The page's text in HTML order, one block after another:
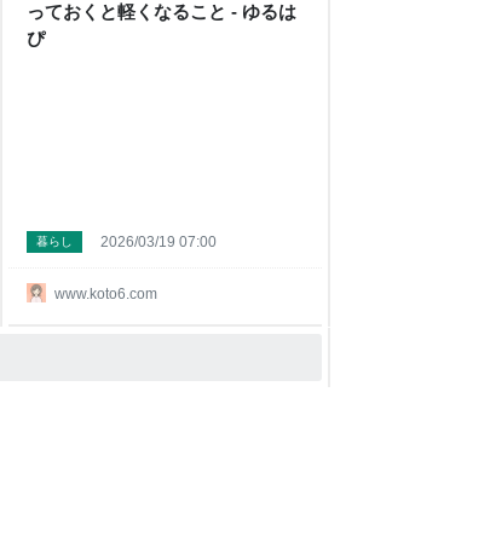
っておくと軽くなること - ゆるは
ぴ
www.koto6.com
暮らし 2026/03/19 07:00